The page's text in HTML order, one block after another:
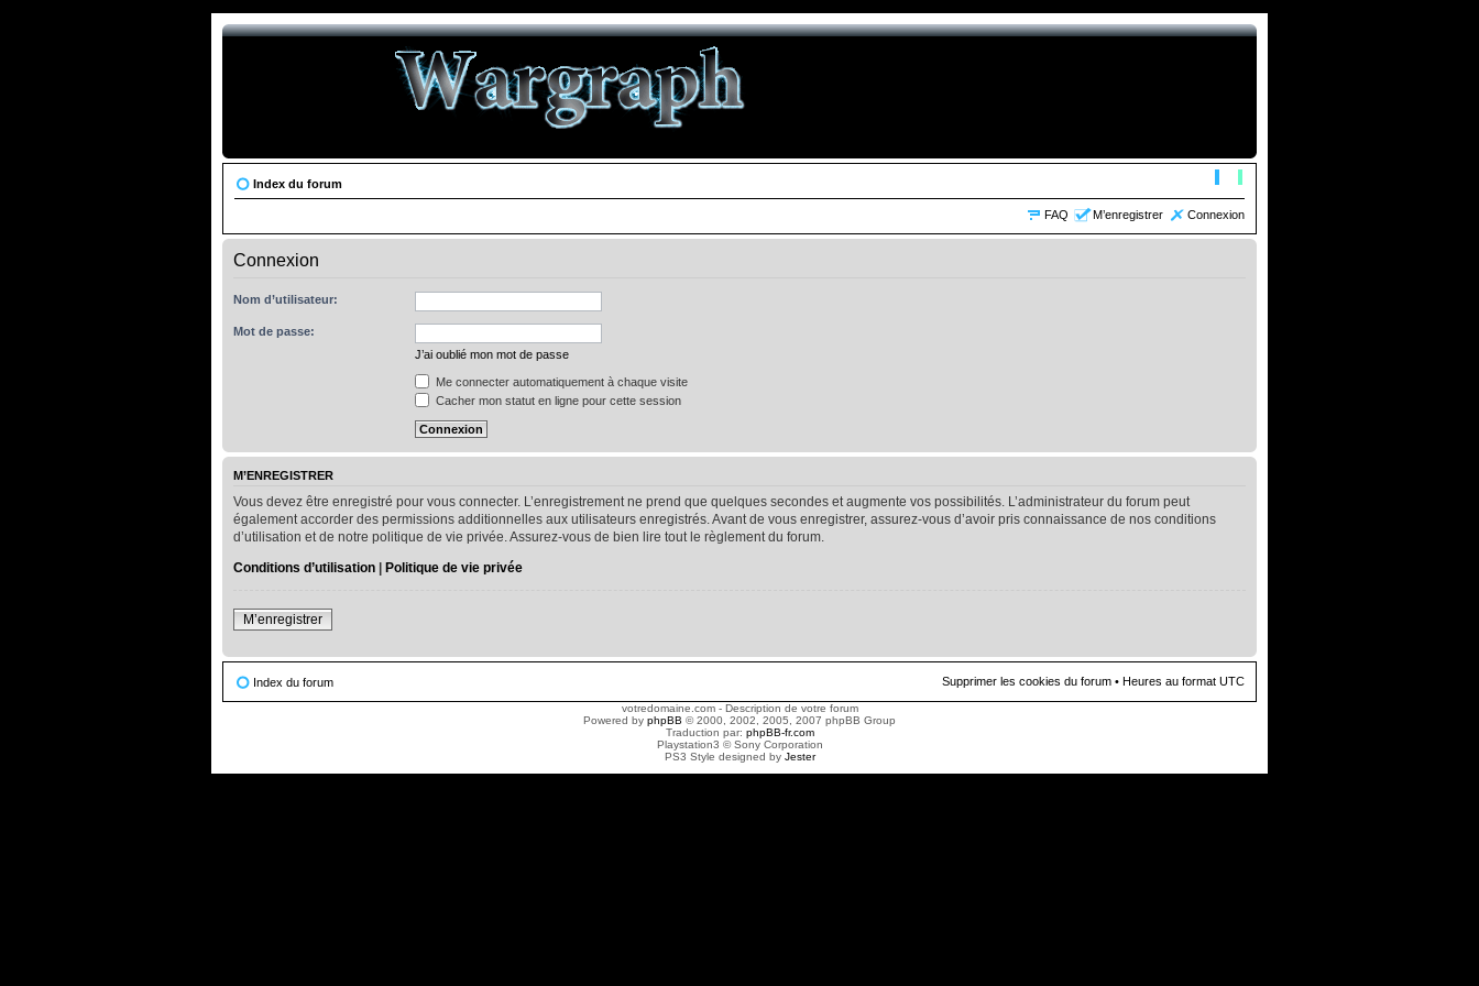
Index du forum
FAQ M’enregistrer Connexion
Connexion
Nom d’utilisateur:
Mot de passe:
J’ai oublié mon mot de passe
Me connecter automatiquement à chaque visite
Cacher mon statut en ligne pour cette session
M’ENREGISTRER
Vous devez être enregistré pour vous connecter. L’enregistrement ne prend que quelques secondes et augmente vos possibilités. L’administrateur du forum peut
également accorder des permissions additionnelles aux utilisateurs enregistrés. Avant de vous enregistrer, assurez-vous d’avoir pris connaissance de nos conditions
d’utilisation et de notre politique de vie privée. Assurez-vous de bien lire tout le règlement du forum.
Conditions d’utilisation | Politique de vie privée
M’enregistrer
Index du forum Supprimer les cookies du forum • Heures au format UTC
votredomaine.com - Description de votre forum
Powered by phpBB © 2000, 2002, 2005, 2007 phpBB Group
Traduction par: phpBB-fr.com
Playstation3 © Sony Corporation
PS3 Style designed by Jester